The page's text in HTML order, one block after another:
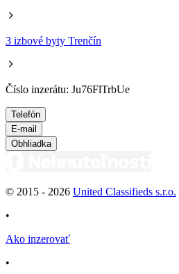
3 izbové byty Trenčín
Číslo inzerátu: Ju76FlTrbUe
Telefón
E-mail
Obhliadka
© 2015 - 2026 United Classifieds s.r.o.
•
Ako inzerovať
•